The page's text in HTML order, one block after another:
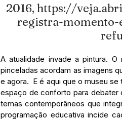
2016, https://
registra-
A atualidade invade a pintura.
pinceladas acordam as imagens
e agora.  E é aqui que o museu
espaço de conforto para debater
temas contemporâneos que
programação educativa incide